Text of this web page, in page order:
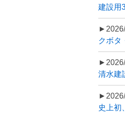
建設用
クボタ
清水建
史上初